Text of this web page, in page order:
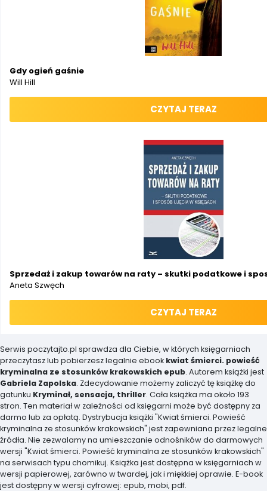
Gdy ogień gaśnie
Will Hill
CZYTAJ TERAZ
Sprzedaż i zakup towarów na raty – skutki podatkowe i
Aneta Szwęch
CZYTAJ TERAZ
Serwis poczytajto.pl sprawdza dla Ciebie, w których księgarniach
przeczytasz lub pobierzesz legalnie ebook kwiat śmierci. powieść
kryminalna ze stosunków krakowskich epub. Autorem książki jest
Gabriela Zapolska. Zdecydowanie możemy zaliczyć tę książkę do
gatunku Kryminał, sensacja, thriller. Cała książka ma około 193
stron. Ten materiał w zależności od księgarni może być dostępny za
darmo lub za opłatą. Dystrybucja książki "Kwiat śmierci. Powieść
kryminalna ze stosunków krakowskich" jest zapewniana przez legalne
źródła. Nie zezwalamy na umieszczanie odnośników do darmowych
wersji "Kwiat śmierci. Powieść kryminalna ze stosunków krakowskich"
na serwisach typu chomikuj. Książka jest dostępna w księgarniach w
wersji papierowej, zarówno w twardej, jak i miękkiej oprawie. E-book
jest dostępny w wersji cyfrowej: epub, mobi, pdf.